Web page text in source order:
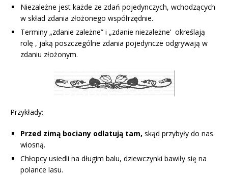
Niezależne jest każde ze zdań pojedynczych, wchodzących
w skład zdania złożonego współrzędnie.
Terminy „zdanie zależne” i „zdanie niezależne’ określają
rolę , jaką poszczególne zdania pojedyncze odgrywają w
zdaniu złożonym.
Przykłady:
Przed zimą bociany odlatują tam, skąd przybyły do nas
wiosną.
Chłopcy usiedli na długim balu, dziewczynki bawiły się na
polance lasu.